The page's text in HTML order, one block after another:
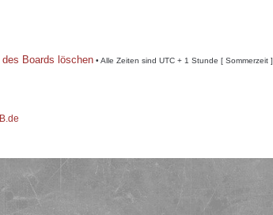
Boards löschen • Alle Zeiten sind UTC + 1 Stunde [ Sommerzeit ]